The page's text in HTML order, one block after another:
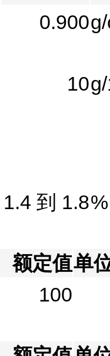
0.900
10
1.4 到 1.8%
额定值单
100